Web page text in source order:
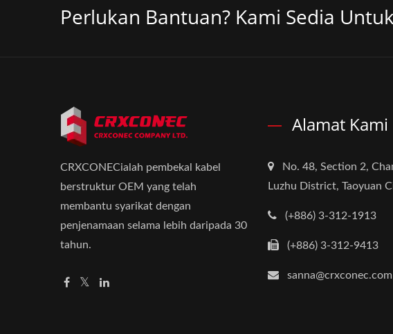
Perlukan Bantuan? Kami Sedia
CRXCONECialah pembekal kabel
berstruktur OEM yang telah
membantu syarikat dengan
penjenamaan selama lebih daripada 30
tahun.
Alamat Kami
No. 48, Section 2,
Luzhu District, Taoyuan
(+886) 3-312-1913
(+886) 3-312-9413
sanna@crxconec.com